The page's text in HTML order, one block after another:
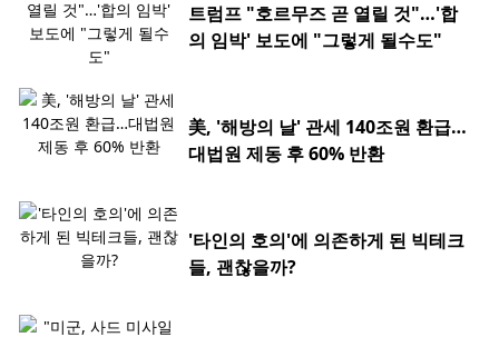
트럼프 "호르무즈 곧 열릴 것"…'합
의 임박' 보도에 "그렇게 될수도"
美, '해방의 날' 관세 140조원 환급…
대법원 제동 후 60% 반환
'타인의 호의'에 의존하게 된 빅테크
들, 괜찮을까?